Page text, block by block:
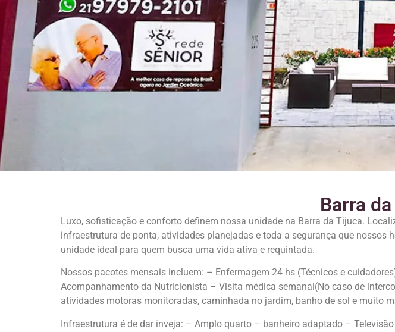
Barra
Luxo, sofisticação e conforto definem nossa unidade na Barra da Tijuca.
infraestrutura de ponta, atividades planejadas e toda a segurança que
unidade ideal para quem busca uma vida ativa e requintada.
Nossos pacotes mensais incluem: – Enfermagem 24 hs (Técnicos e
Acompanhamento da Nutricionista – Visita médica semanal(No caso de
atividades motoras monitoradas, caminhada no jardim, banho de sol e muito
Infraestrutura é de dar inveja: – Amplo quarto – banheiro adaptado –